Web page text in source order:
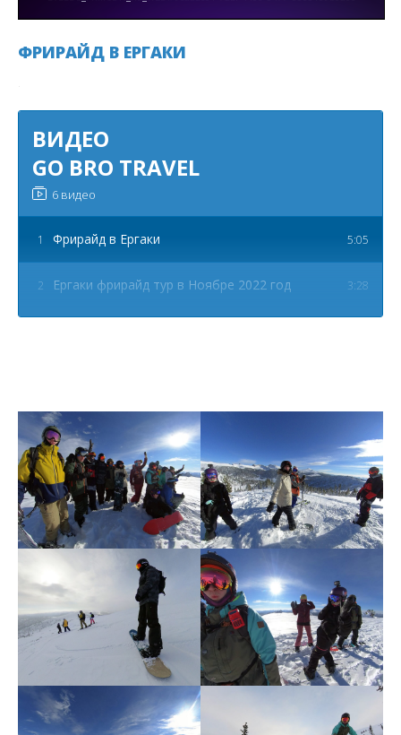
ВИДЕО
GO BRO TRAVEL
6 видео
1 Фрирайд в Ергаки 5:05
2 Ергаки фрирайд тур в Ноябре 2022 год 3:28
5 Обед в горах Приискового
6 Катаем фрирайд в солнечный день
ФРИРАЙД В ЕРГАКИ
.